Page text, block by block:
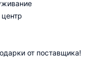
от поставщика!